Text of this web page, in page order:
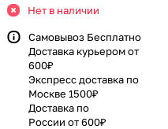
Нет в наличии
Самовывоз Бесплатно
Доставка курьером от
600₽
Экспресс доставка по
Москве 1500₽
Доставка по
России от 600₽